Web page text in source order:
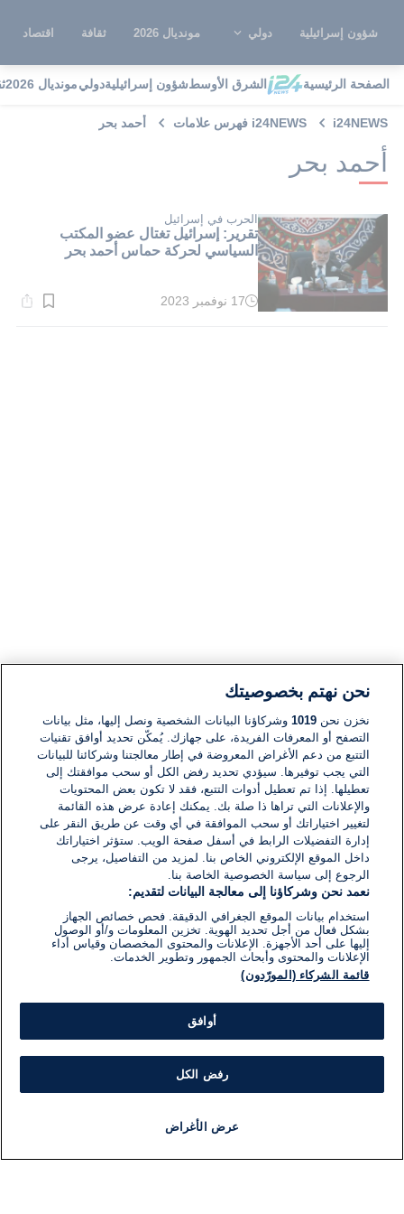
شؤون إسرائيلية دولي مونديال 2026 ثقافة اقتصاد
الصفحة الرئيسية الشرق الأوسطشؤون إسرائيليةدوليمونديال 2026
i24NEWS i24NEWS فهرس علامات أحمد بحر
أحمد بحر
الحرب في إسرائيل
تقرير: إسرائيل تغتال عضو المكتب
السياسي لحركة حماس أحمد بحر
وقت
17 نوفمبر 2023
نحن نهتم بخصوصيتك
نخزن نحن1019 وشركاؤنا البيانات الشخصية ونصل إليها، مثل بيانات
التصفح أو المعرفات الفريدة، على جهازك. يُمكّن تحديد أوافق تقنيات
التتبع من دعم الأغراض المعروضة في إطار معالجتنا وشركائنا للبيانات
التي يجب توفيرها. سيؤدي تحديد رفض الكل أو سحب موافقتك إلى
تعطيلها. إذا تم تعطيل أدوات التتبع، فقد لا تكون بعض المحتويات
والإعلانات التي تراها ذا صلة بك. يمكنك إعادة عرض هذه القائمة
لتغيير اختياراتك أو سحب الموافقة في أي وقت عن طريق النقر على
إدارة التفضيلات الرابط في أسفل صفحة الويب. ستؤثر اختياراتك
داخل الموقع الإلكتروني الخاص بنا. لمزيد من التفاصيل، يرجى
الرجوع إلى سياسة الخصوصية الخاصة بنا.
نعمد نحن وشركاؤنا إلى معالجة البيانات لتقديم:
استخدام بيانات الموقع الجغرافي الدقيقة. فحص خصائص الجهاز
بشكل فعال من أجل تحديد الهوية. تخزين المعلومات و/أو الوصول
إليها على أحد الأجهزة. الإعلانات والمحتوى المخصصان وقياس أداء
الإعلانات والمحتوى وأبحاث الجمهور وتطوير الخدمات.
قائمة الشركاء (المورّدون)
أوافق
رفض الكل
عرض الأغراض